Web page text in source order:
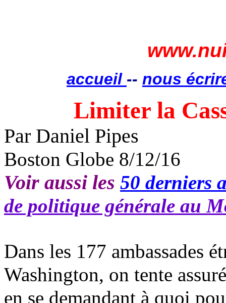
accueil -- nous
Limiter la
Par Daniel Pipes
Boston Globe 8/12/16
Voir aussi les 50 derniers
de politique générale au
Dans les 177 ambassades
Washington, on tente
en se demandant à quoi